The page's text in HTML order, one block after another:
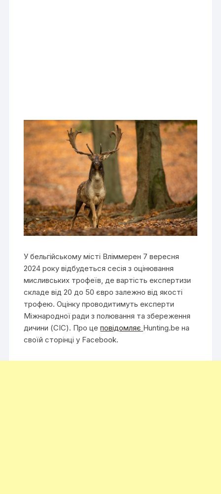
У бельгійському місті Вліммерен 7 вересня
2024 року відбудеться сесія з оцінювання
мисливських трофеїв, де вартість експертизи
складе від 20 до 50 євро залежно від якості
трофею. Оцінку проводитимуть експерти
Міжнародної ради з полювання та збереження
дичини (CIC). Про цеповідомляє Hunting.be на
своїй сторінці у Facebook.